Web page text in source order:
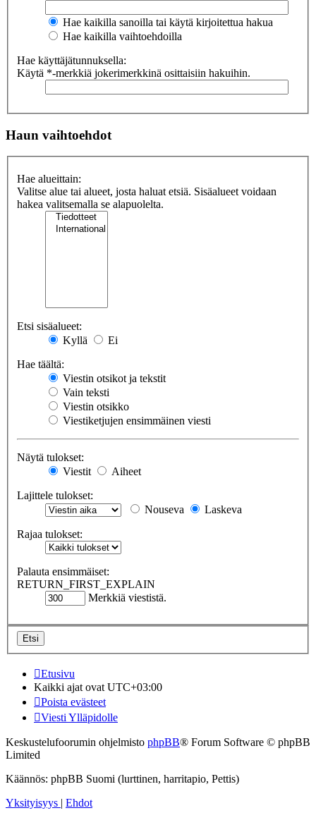
Hae kaikilla sanoilla tai käytä kirjoitettua hakua
Hae kaikilla vaihtoehdoilla
Hae käyttäjätunnuksella:
Käytä *-merkkiä jokerimerkkinä osittaisiin hakuihin.
Haun vaihtoehdot
Hae alueittain:
Valitse alue tai alueet, josta haluat etsiä. Sisäalueet voidaan
hakea valitsemalla se alapuolelta.
Etsi sisäalueet:
Kyllä
Ei
Hae täältä:
Viestin otsikot ja tekstit
Vain teksti
Viestin otsikko
Viestiketjujen ensimmäinen viesti
Näytä tulokset:
Viestit
Aiheet
Lajittele tulokset:
Nouseva
Laskeva
Rajaa tulokset:
Palauta ensimmäiset:
RETURN_FIRST_EXPLAIN
Merkkiä viestistä.
Etusivu
Kaikki ajat ovat UTC+03:00
Poista evästeet
Viesti Ylläpidolle
Keskustelufoorumin ohjelmisto phpBB® Forum Software © phpBB
Limited
Käännös: phpBB Suomi (lurttinen, harritapio, Pettis)
Yksityisyys | Ehdot